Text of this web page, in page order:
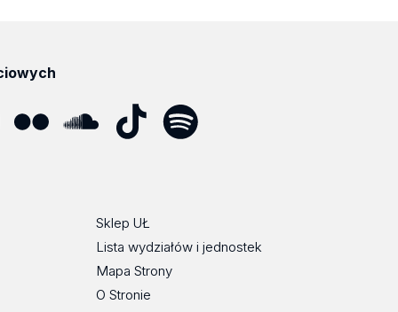
Sklep UŁ
Lista wydziałów i jednostek
Mapa Strony
O Stronie